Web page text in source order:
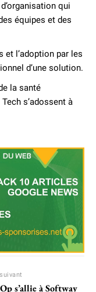
qui
équipes et des
et l’adoption par les
d’une solution.
la santé
s’adossent à
s’allie à Softway